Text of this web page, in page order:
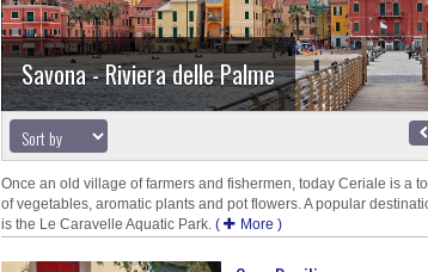
Savona - Riviera delle Palme
Once an old village of farmers and fishermen, today Ceriale is a
of vegetables, aromatic plants and pot flowers. A popular
is the Le Caravelle Aquatic Park.( More )